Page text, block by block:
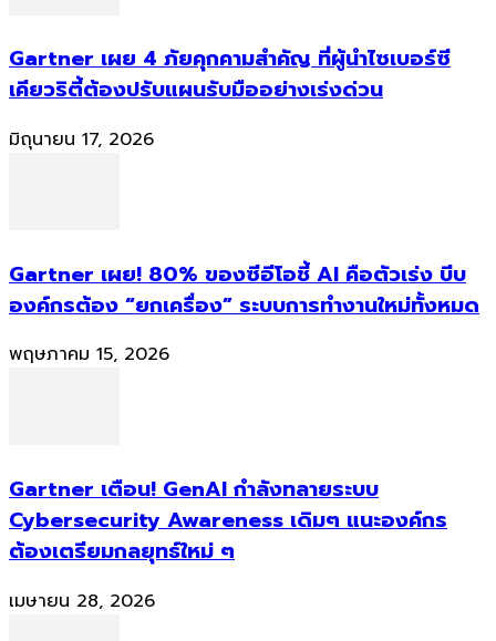
Gartner เผย 4 ภัยคุกคามสำคัญ ที่ผู้นำไซเบอร์ซี
เคียวริตี้ต้องปรับแผนรับมืออย่างเร่งด่วน
มิถุนายน 17, 2026
Gartner เผย! 80% ของซีอีโอชี้ AI คือตัวเร่ง บีบ
องค์กรต้อง “ยกเครื่อง” ระบบการทำงานใหม่ทั้งหมด
พฤษภาคม 15, 2026
Gartner เตือน! GenAI กำลังทลายระบบ
Cybersecurity Awareness เดิมๆ แนะองค์กร
ต้องเตรียมกลยุทธ์ใหม่ ๆ
เมษายน 28, 2026